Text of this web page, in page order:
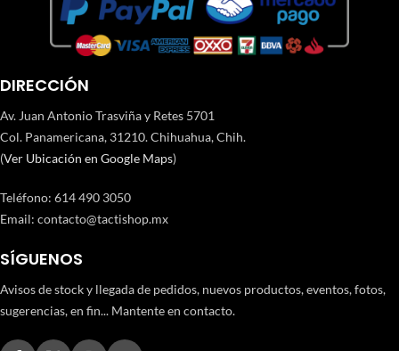
DIRECCIÓN
Av. Juan Antonio Trasviña y Retes 5701
Col. Panamericana, 31210. Chihuahua, Chih.
(Ver Ubicación en Google Maps)
Teléfono: 614 490 3050
Email: contacto@tactishop.mx
SÍGUENOS
Avisos de stock y llegada de pedidos, nuevos productos, eventos, fotos,
sugerencias, en fin... Mantente en contacto.